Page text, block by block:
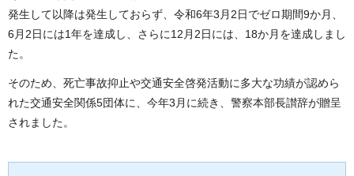
発生して以降は発生しておらず、令和6年3月2日でゼロ期間9か月、
6月2日には1年を達成し、さらに12月2日には、18か月を達成しまし
た。
そのため、死亡事故抑止や交通安全啓発活動に多大な功績が認めら
れた交通安全関係5団体に、今年3月に続き、警察本部長讃辞が贈呈
されました。